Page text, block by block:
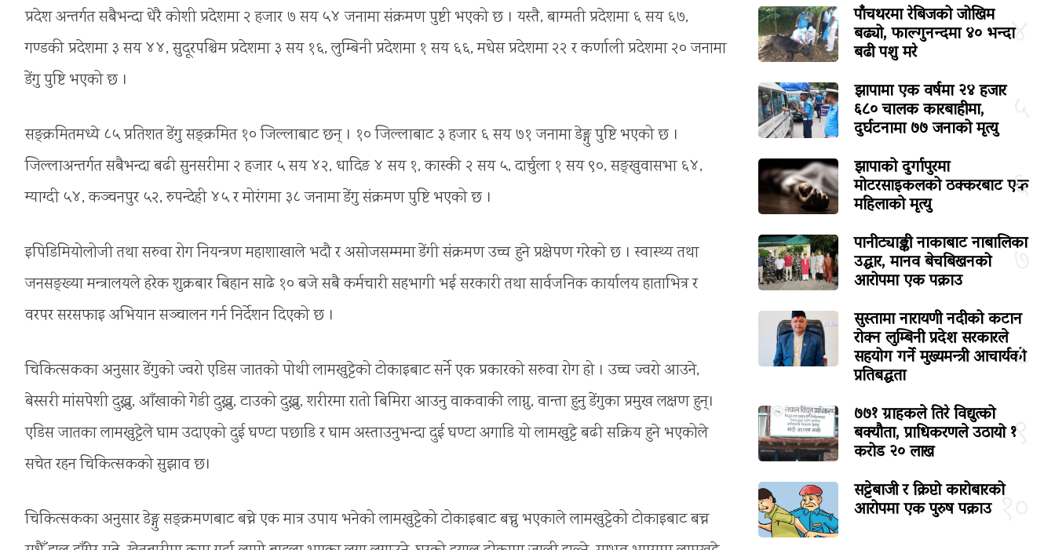
प्रदेश अन्तर्गत सबैभन्दा धेरै कोशी प्रदेशमा २ हजार ७ सय ५४ जनामा संक्रमण पुष्टी भएको छ । यस्तै, बाग्मती प्रदेशमा ६ सय ६७,
गण्डकी प्रदेशमा ३ सय ४४, सुदूरपश्चिम प्रदेशमा ३ सय १६, लुम्बिनी प्रदेशमा १ सय ६६, मधेस प्रदेशमा २२ र कर्णाली प्रदेशमा २० जनामा
डेंगु पुष्टि भएको छ ।
सङ्क्रमितमध्ये ८५ प्रतिशत डेंगु सङ्क्रमित १० जिल्लाबाट छन् । १० जिल्लाबाट ३ हजार ६ सय ७१ जनामा डेङ्गु पुष्टि भएको छ ।
जिल्लाअन्तर्गत सबैभन्दा बढी सुनसरीमा २ हजार ५ सय ४२, धादिङ ४ सय १, कास्की २ सय ५, दार्चुला १ सय ९०, सङ्खुवासभा ६४,
म्याग्दी ५४, कञ्चनपुर ५२, रुपन्देही ४५ र मोरंगमा ३८ जनामा डेंगु संक्रमण पुष्टि भएको छ ।
इपिडिमियोलोजी तथा सरुवा रोग नियन्त्रण महाशाखाले भदौ र असोजसम्ममा डेंगी संक्रमण उच्च हुने प्रक्षेपण गरेको छ । स्वास्थ्य तथा
जनसङ्ख्या मन्त्रालयले हरेक शुक्रबार बिहान साढे १० बजे सबै कर्मचारी सहभागी भई सरकारी तथा सार्वजनिक कार्यालय हाताभित्र र
वरपर सरसफाइ अभियान सञ्चालन गर्न निर्देशन दिएको छ ।
चिकित्सकका अनुसार डेंगुको ज्वरो एडिस जातको पोथी लामखुट्टेको टोकाइबाट सर्ने एक प्रकारको सरुवा रोग हो । उच्च ज्वरो आउने,
बेस्सरी मांसपेशी दुख्नु, आँखाको गेडी दुख्नु, टाउको दुख्नु, शरीरमा रातो बिमिरा आउनु वाकवाकी लाग्नु, वान्ता हुनु डेंगुका प्रमुख लक्षण हुन्।
एडिस जातका लामखुट्टेले घाम उदाएको दुई घण्टा पछाडि र घाम अस्ताउनुभन्दा दुई घण्टा अगाडि यो लामखुट्टे बढी सक्रिय हुने भएकोले
सचेत रहन चिकित्सकको सुझाव छ।
चिकित्सकका अनुसार डेङ्गु सङ्क्रमणबाट बच्ने एक मात्र उपाय भनेको लामखुट्टेको टोकाइबाट बच्नु भएकाले लामखुट्टेको टोकाइबाट बच्न
४
पाँचथरमा रेबिजको जोखिम
बढ्यो, फाल्गुनन्दमा ४० भन्दा
बढी पशु मरे
झापामा एक वर्षमा २४ हजार
६८० चालक कारबाहीमा,
दुर्घटनामा ७७ जनाको मृत्यु
६
झापाको दुर्गापुरमा
मोटरसाइकलको ठक्करबाट एक
महिलाको मृत्यु
७
पानीट्याङ्की नाकाबाट नाबालिका
उद्धार, मानव बेचबिखनको
आरोपमा एक पक्राउ
८
सुस्तामा नारायणी नदीको कटान
रोक्न लुम्बिनी प्रदेश सरकारले
सहयोग गर्ने मुख्यमन्त्री आचार्यको
प्रतिबद्धता
९
७७१ ग्राहकले तिरे विद्युत्को
बक्यौता, प्राधिकरणले उठायो १
करोड २० लाख
१०
सट्टेबाजी र क्रिप्टो कारोबारको
आरोपमा एक पुरुष पक्राउ